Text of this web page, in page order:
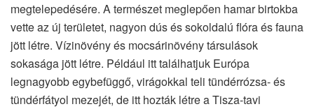
megtelepedésére. A természet meglepően hamar birtokba
vette az új területet, nagyon dús és sokoldalú flóra és fauna
jött létre. Vízinövény és mocsárinövény társulások
sokasága jött létre. Például itt találhatjuk Európa
legnagyobb egybefüggő, virágokkal teli tündérrózsa- és
tündérfátyol mezejét, de itt hozták létre a Tisza-tavi